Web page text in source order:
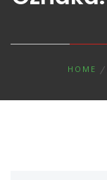
HOME